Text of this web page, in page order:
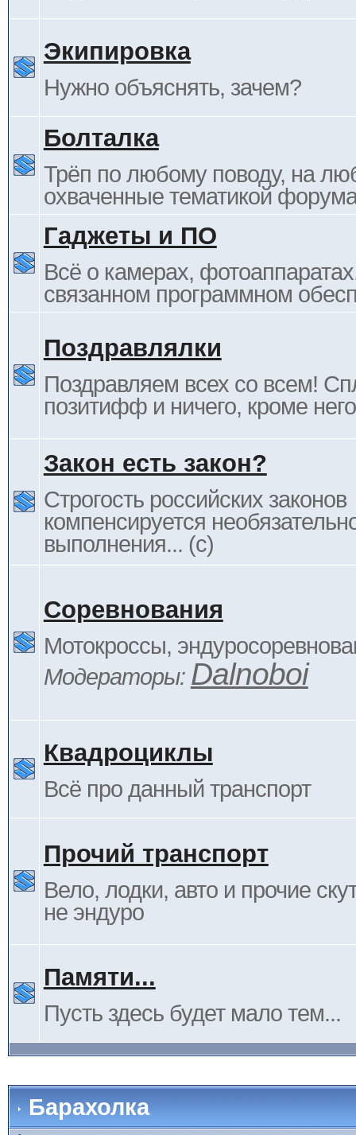
Экипировка
Нужно объяснять, зачем?
Болталка
Трёп по любому поводу, на
охваченные тематикой
Гаджеты и ПО
Всё о камерах,
связанном программном
Поздравлялки
Поздравляем всех со всем!
позитифф и ничего, кроме
Закон есть закон?
Строгость российских законов
компенсируется
выполнения... (c)
Соревнования
Мотокроссы,
Модераторы: Dalnoboi
Квадроциклы
Всё про данный транспорт
Прочий транспорт
Вело, лодки, авто и прочие
не эндуро
Памяти...
Пусть здесь будет мало тем...
Барахолка